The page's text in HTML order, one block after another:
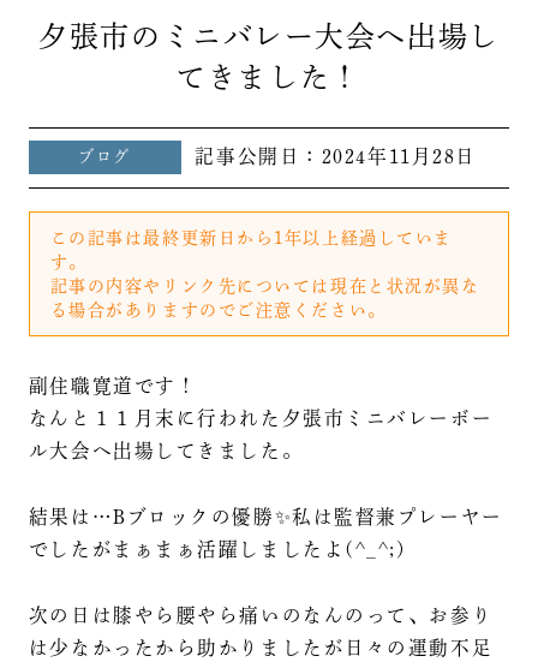
夕張市のミニバレー大会へ出場し
てきました！
ブログ 記事公開日： 2024年11月28日
この記事は最終更新日から1年以上経過していま
す。
記事の内容やリンク先については現在と状況が異な
る場合がありますのでご注意ください。
副住職寛道です！
なんと１１月末に行われた夕張市ミニバレーボー
ル大会へ出場してきました。
結果は…Bブロックの優勝✨️私は監督兼プレーヤー
でしたがまぁまぁ活躍しましたよ(^_^;)
次の日は膝やら腰やら痛いのなんのって、お参り
は少なかったから助かりましたが日々の運動不足